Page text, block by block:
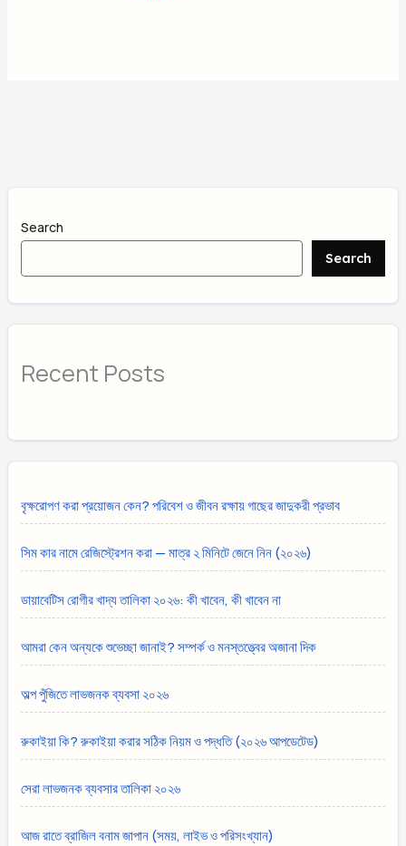
Search
Search
Recent Posts
বৃক্ষরোপণ করা প্রয়োজন কেন? পরিবেশ ও জীবন রক্ষায় গাছের জাদুকরী প্রভাব
সিম কার নামে রেজিস্ট্রেশন করা — মাত্র ২ মিনিটে জেনে নিন (২০২৬)
ডায়াবেটিস রোগীর খাদ্য তালিকা ২০২৬: কী খাবেন, কী খাবেন না
আমরা কেন অন্যকে শুভেচ্ছা জানাই? সম্পর্ক ও মনস্তত্ত্বের অজানা দিক
অল্প পুঁজিতে লাভজনক ব্যবসা ২০২৬
রুকাইয়া কি? রুকাইয়া করার সঠিক নিয়ম ও পদ্ধতি (২০২৬ আপডেটেড)
সেরা লাভজনক ব্যবসার তালিকা ২০২৬
আজ রাতে ব্রাজিল বনাম জাপান (সময়, লাইভ ও পরিসংখ্যান)